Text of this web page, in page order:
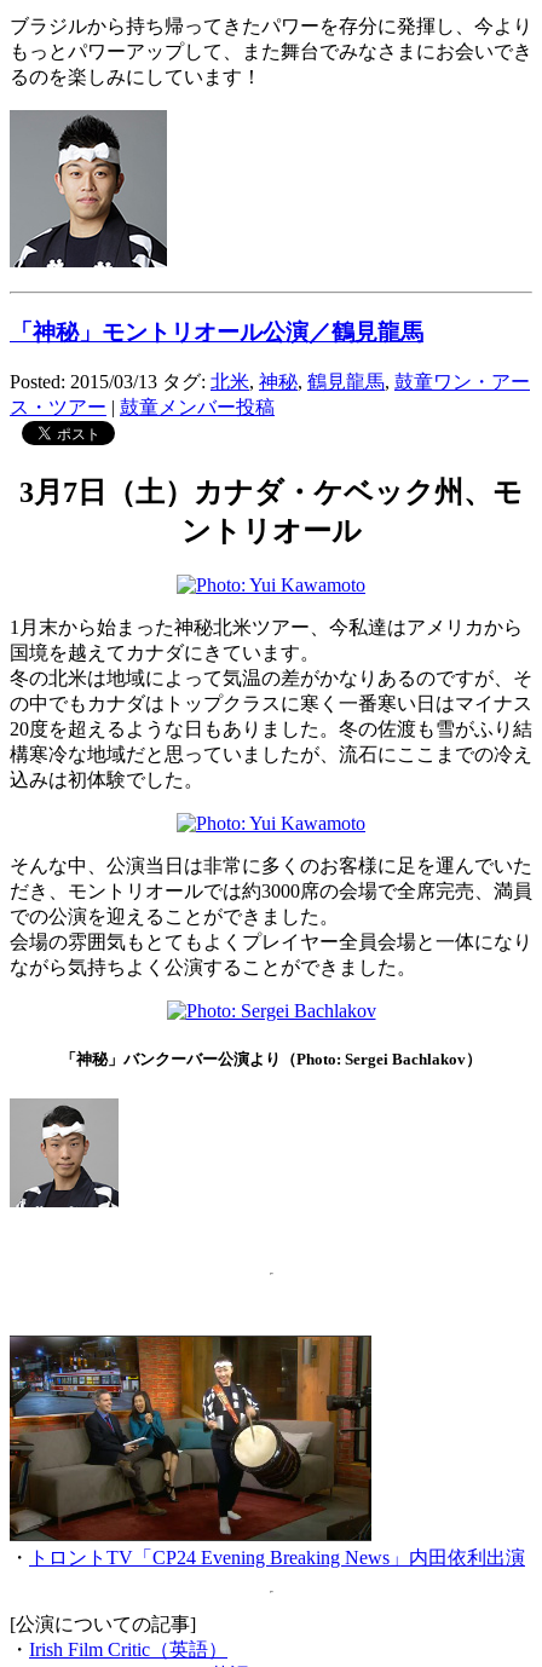
ブラジルから持ち帰ってきたパワーを存分に発揮し、今より
もっとパワーアップして、また舞台でみなさまにお会いでき
るのを楽しみにしています！
「神秘」モントリオール公演／鶴見龍馬
Posted: 2015/03/13 タグ: 北米, 神秘, 鶴見龍馬, 鼓童ワン・アー
ス・ツアー | 鼓童メンバー投稿
3月7日（土）カナダ・ケベック州、モ
ントリオール
1月末から始まった神秘北米ツアー、今私達はアメリカから
国境を越えてカナダにきています。
冬の北米は地域によって気温の差がかなりあるのですが、そ
の中でもカナダはトップクラスに寒く一番寒い日はマイナス
20度を超えるような日もありました。冬の佐渡も雪がふり結
構寒冷な地域だと思っていましたが、流石にここまでの冷え
込みは初体験でした。
そんな中、公演当日は非常に多くのお客様に足を運んでいた
だき、モントリオールでは約3000席の会場で全席完売、満員
での公演を迎えることができました。
会場の雰囲気もとてもよくプレイヤー全員会場と一体になり
ながら気持ちよく公演することができました。
「神秘」バンクーバー公演より（Photo: Sergei Bachlakov）
・ トロントTV「CP24 Evening Breaking News」内田依利出演
[公演についての記事]
・ Irish Film Critic（英語）